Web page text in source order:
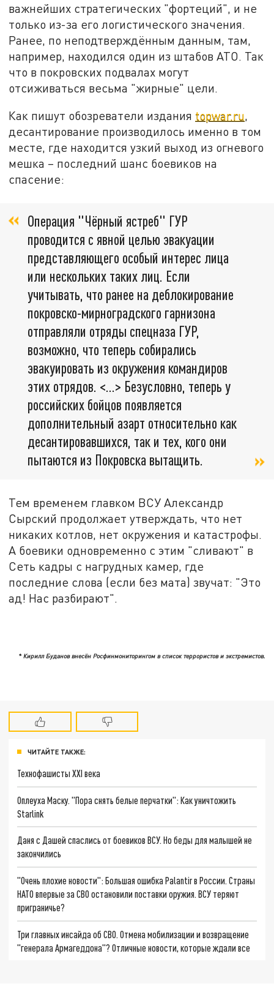
важнейших стратегических "фортеций", и не
только из-за его логистического значения.
Ранее, по неподтверждённым данным, там,
например, находился один из штабов АТО. Так
что в покровских подвалах могут
отсиживаться весьма "жирные" цели.
Как пишут обозреватели издания topwar.ru,
десантирование производилось именно в том
месте, где находится узкий выход из огневого
мешка – последний шанс боевиков на
спасение:
Операция "Чёрный ястреб" ГУР
проводится с явной целью эвакуации
представляющего особый интерес лица
или нескольких таких лиц. Если
учитывать, что ранее на деблокирование
покровско-мирноградского гарнизона
отправляли отряды спецназа ГУР,
возможно, что теперь собирались
эвакуировать из окружения командиров
этих отрядов. <…> Безусловно, теперь у
российских бойцов появляется
дополнительный азарт относительно как
десантировавшихся, так и тех, кого они
пытаются из Покровска вытащить.
Тем временем главком ВСУ Александр
Сырский продолжает утверждать, что нет
никаких котлов, нет окружения и катастрофы.
А боевики одновременно с этим "сливают" в
Сеть кадры с нагрудных камер, где
последние слова (если без мата) звучат: "Это
ад! Нас разбирают".
* Кирилл Буданов внесён Росфинмониторингом в список террористов и экстремистов.
ЧИТАЙТЕ ТАКЖЕ:
Технофашисты XXI века
Оплеуха Маску. "Пора снять белые перчатки": Как уничтожить
Starlink
Даня с Дашей спаслись от боевиков ВСУ. Но беды для малышей не
закончились
"Очень плохие новости": Большая ошибка Palantir в России. Страны
НАТО впервые за СВО остановили поставки оружия. ВСУ теряют
приграничье?
Три главных инсайда об СВО. Отмена мобилизации и возвращение
"генерала Армагеддона"? Отличные новости, которые ждали все